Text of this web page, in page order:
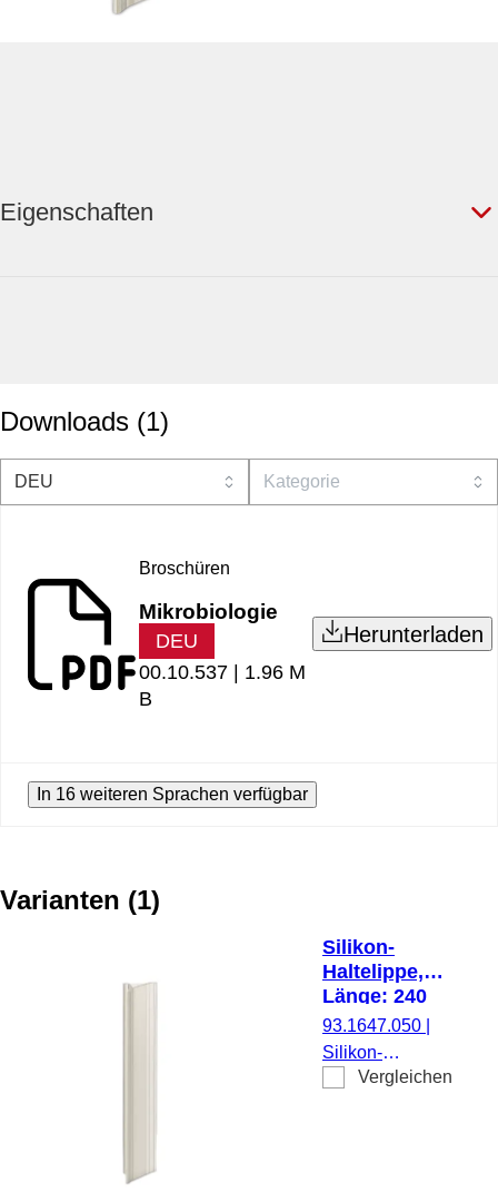
Eigenschaften
Downloads (1)
Broschüren
Mikrobiologie
DEU
00.10.537 | 1.96 M
B
Herunterladen
In 16 weiteren Sprachen verfügbar
Varianten (1)
Silikon-
Haltelippe,
Länge: 240
mm,
transluzent
93.1647.050
Silikon-
Haltelippe, für
Vergleichen